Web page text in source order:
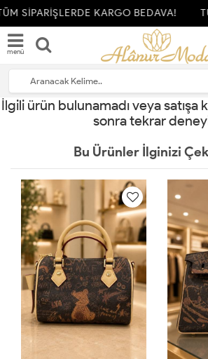
SİPARİŞLERDE KARGO BEDAVA!
menü
İlgili ürün bulunamadı veya satışa
sonra tekrar
Bu Ürünler İlginizi